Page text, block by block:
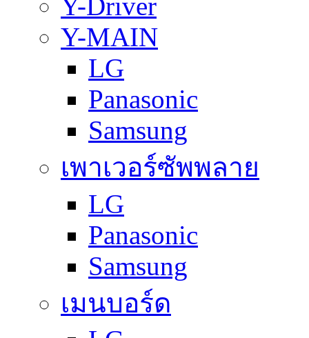
Y-Driver
Y-MAIN
LG
Panasonic
Samsung
เพาเวอร์ซัพพลาย
LG
Panasonic
Samsung
เมนบอร์ด